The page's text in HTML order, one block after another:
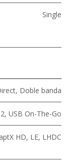
Single
, Doble banda
, USB On-The-Go
aptX HD, LE, LHDC